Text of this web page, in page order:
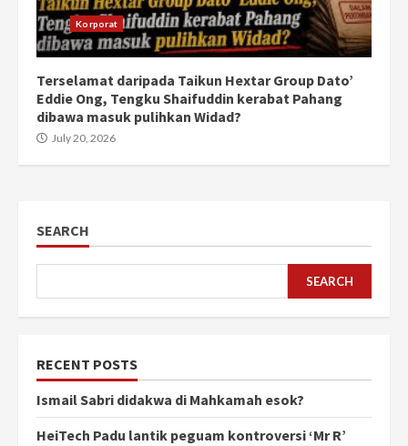
Korporat
Terselamat daripada Taikun Hextar Group Dato’
Eddie Ong, Tengku Shaifuddin kerabat Pahang
dibawa masuk pulihkan Widad?
July 20, 2026
SEARCH
SEARCH
RECENT POSTS
Ismail Sabri didakwa di Mahkamah esok?
HeiTech Padu lantik peguam kontroversi ‘Mr R’